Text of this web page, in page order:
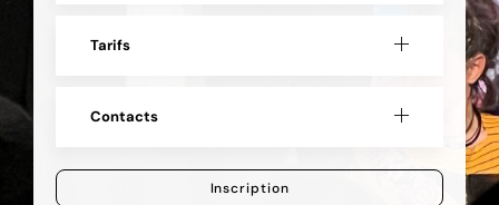
Tarifs
Contacts
Inscription